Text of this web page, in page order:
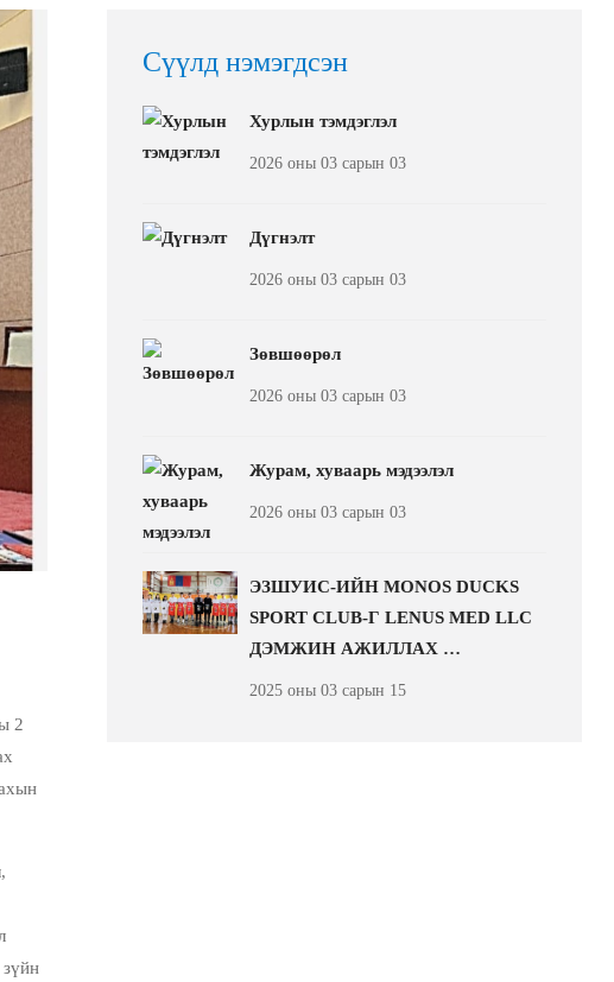
2
зүйн
Сүүлд нэмэгдсэн
Хурлын тэмдэглэл
2026 оны 03 сарын 03
Дүгнэлт
2026 оны 03 сарын 03
Зөвшөөрөл
2026 оны 03 сарын 03
Журам, хуваарь мэдээлэл
2026 оны 03 сарын 03
ЭЗШУИС-ИЙН MONOS DUCKS
SPORT CLUB-Г LENUS MED LLC
ДЭМЖИН АЖИЛЛАХ …
2025 оны 03 сарын 15